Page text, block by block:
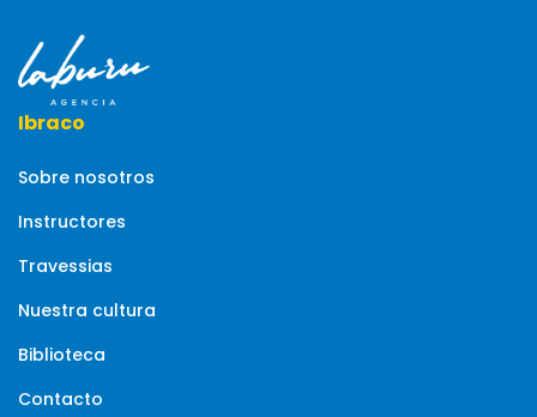
Ibraco
Sobre nosotros
Instructores
Travessias
Nuestra cultura
Biblioteca
Contacto